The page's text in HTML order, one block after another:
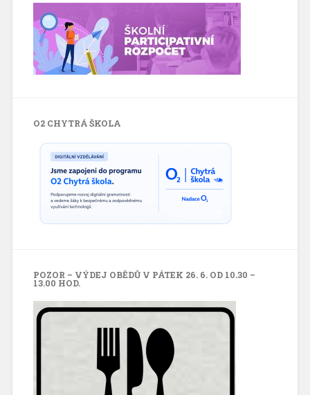
O2 CHYTRÁ ŠKOLA
POZOR – VÝDEJ OBĚDŮ V PÁTEK 26. 6. OD 10.30 –
13.00 HOD.